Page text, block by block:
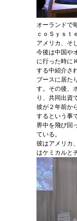
オーランドで
ｃｏＳｙｓｔ
アメリカ、そ
今後は中国や
に行った時に
する中紹介さ
ブースに居た
す。その後、
り、共同出資
彼が２年前か
するという事
界中を飛び回
ている。
彼はアメリカ
はケミカルと